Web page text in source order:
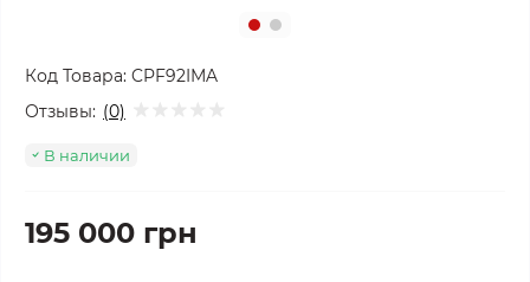
Код Товара: CPF92IMA
Отзывы: (0)
В наличии
195 000 грн